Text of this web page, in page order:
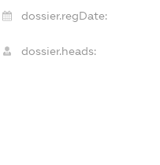
dossier.regDate:
dossier.heads: